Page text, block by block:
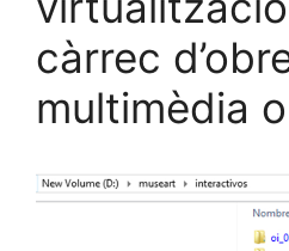
càrrec
multimèdia